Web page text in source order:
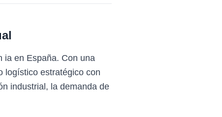
ia en España. Con una
logístico estratégico con
industrial, la demanda de